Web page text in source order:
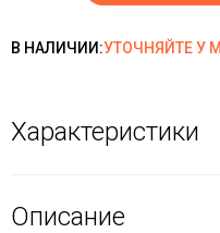
В НАЛИЧИИ:УТОЧНЯЙТЕ У
Характеристики
Описание